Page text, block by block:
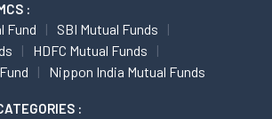
:
Fund
SBI Mutual Funds
HDFC Mutual Funds
Nippon India Mutual Funds
: